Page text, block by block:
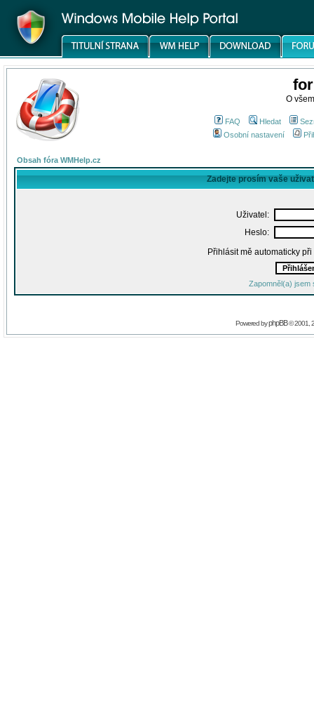
O
FAQ Hledat
Osobní nastavení
Obsah fóra WMHelp.cz
Zadejte prosím vaše
Uživatel:
Heslo:
Přihlásit mě automaticky
Zapomněl(a) jsem
Powered byphpBB© 2001,